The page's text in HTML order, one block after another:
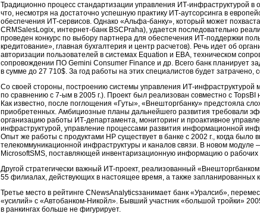
Традиционно процесс стандартизации управления ИТ-инфраструктурой в
что, несмотря на достаточно успешную практику ИТ-аутсорсинга в
обеспечения ИТ-сервисов. Однако «Альфа-банку», который может
CRMSalesLogix, интернет-банк BSCPraha), удается последовательно
проведен конкурс по выбору партнера для обеспечения ИТ-поддержки
кредитование», главная бухгалтерия и центр расчетов). Речь идет об
авторизации пользователей в системах Equation и EBA, техническом
сопровождении ПО Gemini Consumer Finance и др. Всего банк планирует
в сумме до 27 710$. За год работы на этих специалистов будет затрачено,
Со своей стороны, построению системы управления ИТ-инфраструктурой
по сравнению с 7-ым в 2005 г.). Проект был реализован совместно с
Как известно, после поглощения «Гуты», «Внешторгбанку» предстояла
приобретенных. Амбициозные планы дальнейшего развития требовали
организацию работы ИТ-департамента, мониторинг и проактивное
инфраструктурой, управление процессами развития информационной
Опыт же работы с продуктами НР существует в банке с 2002 г., когда
телекоммуникационной инфраструктуры и каналов связи. В новом
MicrosoftSMS, поставляющей инвентаризационную информацию о рабочих
Другой стратегически важный ИТ-проект, реализованный
55 филиалах, действующих в настоящее время, а также запланированных
Третье место в рейтинге CNewsAnalyticsзанимает банк «Уралсиб»,
«усилий» с «Автобанком-Никойл». Бывший участник «большой тройки»
в ранкингах больше не фигурирует.